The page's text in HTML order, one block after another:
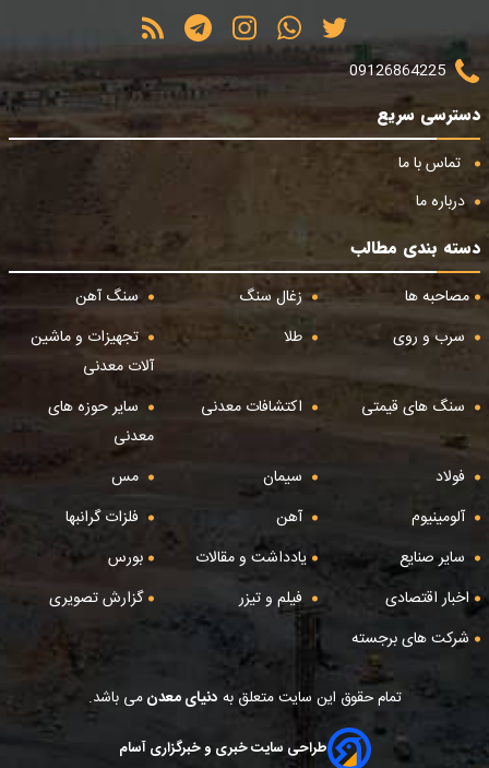
09126864225
دسترسی سریع
تماس با ما
درباره ما
دسته بندی مطالب
مصاحبه ها
زغال سنگ
سنگ آهن
سرب و روی
طلا
تجهیزات و ماشین
آلات معدنی
سنگ های قیمتی
اکتشافات معدنی
سایر حوزه های
معدنی
فولاد
سیمان
مس
آلومینیوم
آهن
فلزات گرانبها
سایر صنایع
یادداشت و مقالات
بورس
اخبار اقتصادی
فیلم و تیزر
گزارش تصویری
شرکت های برجسته
تمام حقوق این سایت متعلق به دنیای معدنمی باشد.
طراحی سایت خبری و خبرگزاری آسام